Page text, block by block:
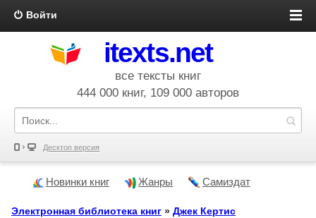
Войти
itexts.net
все тексты книг
444 000 книг, 109 000 авторов
Десктоп версия
Новинки книг Жанры Самиздат
Электронная библиотека книг » Джек Кертис